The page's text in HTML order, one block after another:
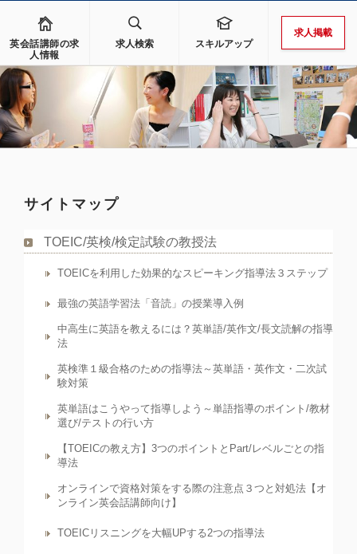
英会話講師の求
人情報
求人検索 スキルアップ
求人掲載
サイトマップ
TOEIC/英検/検定試験の教授法
TOEICを利用した効果的なスピーキング指導法３ステップ
最強の英語学習法「音読」の授業導入例
中高生に英語を教えるには？英単語/英作文/長文読解の指導
法
英検準１級合格のための指導法～英単語・英作文・二次試
験対策
英単語はこうやって指導しよう～単語指導のポイント/教材
選び/テストの行い方
【TOEICの教え方】3つのポイントとPart/レベルごとの指
導法
オンラインで資格対策をする際の注意点３つと対処法【オ
ンライン英会話講師向け】
TOEICリスニングを大幅UPする2つの指導法